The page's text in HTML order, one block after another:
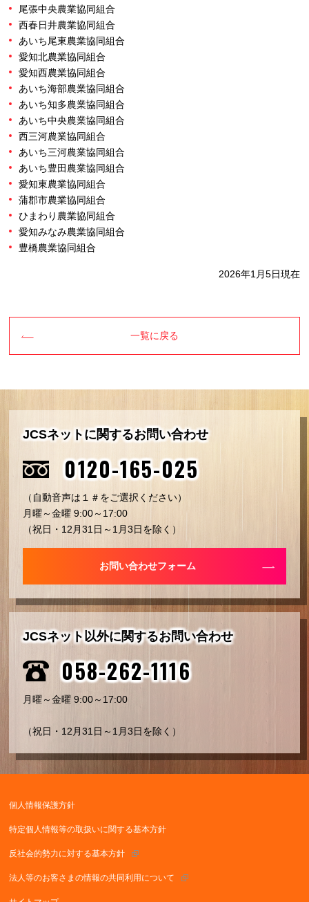
尾張中央農業協同組合
西春日井農業協同組合
あいち尾東農業協同組合
愛知北農業協同組合
愛知西農業協同組合
あいち海部農業協同組合
あいち知多農業協同組合
あいち中央農業協同組合
西三河農業協同組合
あいち三河農業協同組合
あいち豊田農業協同組合
愛知東農業協同組合
蒲郡市農業協同組合
ひまわり農業協同組合
愛知みなみ農業協同組合
豊橋農業協同組合
2026年1月5日現在
一覧に戻る
JCSネットに関するお問い合わせ
0120-165-025
（自動音声は１＃をご選択ください）
月曜～金曜 9:00～17:00
（祝日・12月31日～1月3日を除く）
お問い合わせフォーム
JCSネット以外に関するお問い合わせ
058-262-1116
月曜～金曜 9:00～17:00
（祝日・12月31日～1月3日を除く）
個人情報保護方針
特定個人情報等の取扱いに関する基本方針
反社会的勢力に対する基本方針
法人等のお客さまの情報の共同利用について